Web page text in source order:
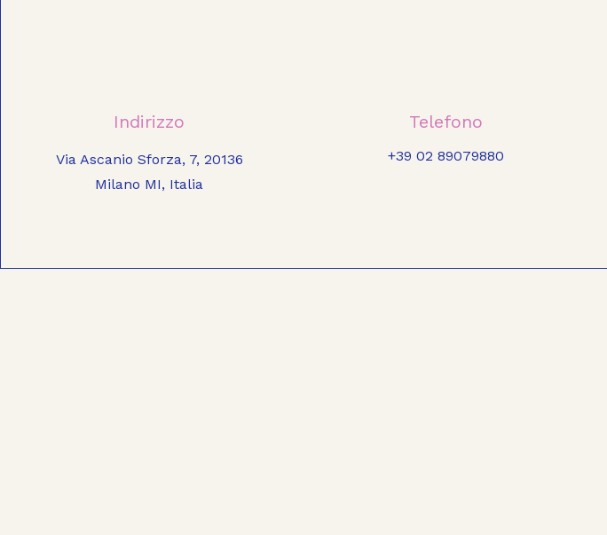
Indirizzo
Via Ascanio Sforza, 7, 20136
Milano MI, Italia
Telefono
+39 02 89079880